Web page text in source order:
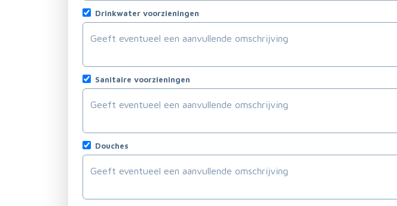
Drinkwater voorzieningen
Sanitaire voorzieningen
Douches